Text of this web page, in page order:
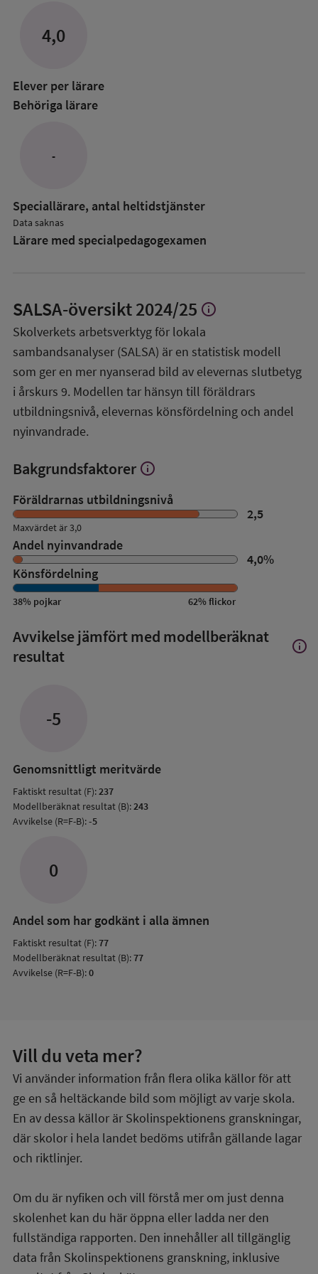
4,0
Elever per lärare
Behöriga lärare
-
Speciallärare, antal heltidstjänster
Data saknas
Lärare med specialpedagog­examen
SALSA-översikt2024/25 Visa
om
SALSA-
översikt
info
Skolverkets arbetsverktyg för lokala
sambandsanalyser (SALSA) är en statistisk modell
som ger en mer nyanserad bild av elevernas slutbetyg
i årskurs 9. Modellen tar hänsyn till föräldrars
utbildningsnivå, elevernas könsfördelning och andel
nyinvandrade.
Bakgrundsfaktorer Visa
om
Bakgrundsfaktorer
info
Föräldrarnas utbildningsnivå
2,5
Maxvärdet är 3,0
Andel nyinvandrade
4,0%
Könsfördelning
38% pojkar 62%flickor
Avvikelse jämfört med modellberäknat
resultat
Visa
info
-5
Genomsnittligt meritvärde
Faktiskt resultat (F):237
Modellberäknat resultat (B):243
Avvikelse (R=F-B):-5
0
Andel som har godkänt i alla ämnen
Faktiskt resultat (F):77
Modellberäknat resultat (B):77
Avvikelse (R=F-B):0
Vill du veta mer?
Vi använder information från flera olika källor för att
ge en så heltäckande bild som möjligt av varje skola.
En av dessa källor är Skolinspektionens granskningar,
där skolor i hela landet bedöms utifrån gällande lagar
och riktlinjer.
Om du är nyfiken och vill förstå mer om just denna
skolenhet kan du här öppna eller ladda ner den
fullständiga rapporten. Den innehåller all tillgänglig
data från Skolinspektionens granskning, inklusive